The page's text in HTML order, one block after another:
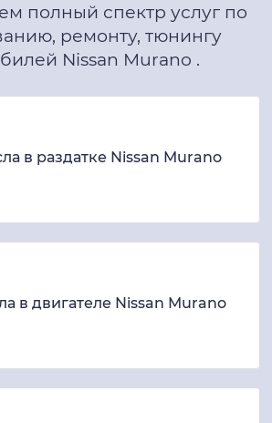
полный спектр услуг по
ремонту, тюнингу
Nissan Murano .
в раздатке Nissan Murano
в двигателе Nissan Murano